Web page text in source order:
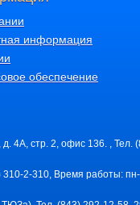
информация
обеспечение
4А, стр. 2, офис 136. ,
2-310, Время работы: